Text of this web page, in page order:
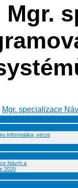
Mgr. specializace
Informatika, verze
Návrh a
2020